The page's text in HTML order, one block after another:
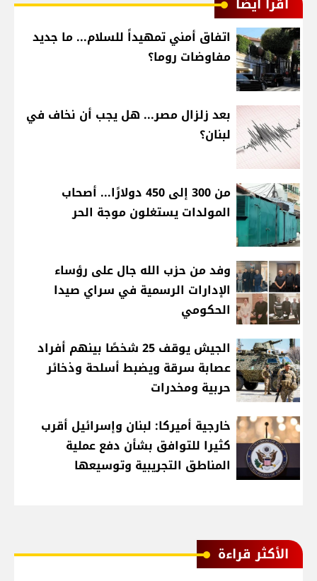
اتفاق أمني تمهيداً للسلام... ما جديد
مفاوضات روما؟
بعد زلزال مصر... هل يجب أن نخاف في
لبنان؟
من 300 إلى 450 دولارًا... أصحاب
المولدات يستغلون موجة الحر
وفد من حزب الله جال على رؤساء
الإدارات الرسمية في سراي صيدا
الحكومي
الجيش يوقف 25 شخصًا بينهم أفراد
عصابة سرقة ويضبط أسلحة وذخائر
حربية ومخدرات
خارجية أميركا: لبنان وإسرائيل أقرب
كثيرا للتوافق بشأن دفع عملية
المناطق التجريبية وتوسيعها
الأكثر قراءة